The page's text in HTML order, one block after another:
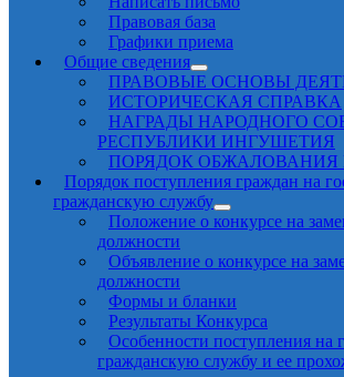
Правовая база
Графики приема
Общие сведения
ПРАВОВЫЕ ОСНОВЫ
ИСТОРИЧЕСКАЯ СПРАВКА
НАГРАДЫ НАРОДНОГО
РЕСПУБЛИКИ ИНГУШЕТИЯ
ПОРЯДОК ОБЖАЛОВАНИЯ
Порядок поступления граждан на
гражданскую службу
Положение о конкурсе на
должности
Объявление о конкурсе на
должности
Формы и бланки
Результаты Конкурса
Особенности поступления на
гражданскую службу и ее